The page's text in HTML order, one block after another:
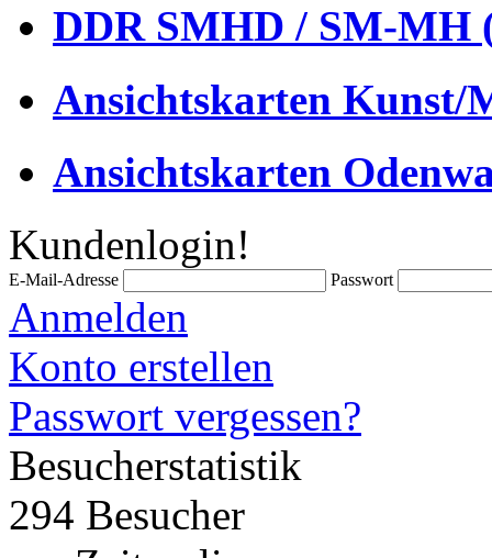
DDR SMHD / SM-MH
Ansichtskarten Kunst/
Ansichtskarten
Kundenlogin!
E-Mail-Adresse Passwort
Anmelden
Konto erstellen
Passwort vergessen?
Besucherstatistik
294 Besucher